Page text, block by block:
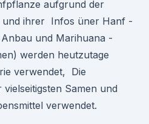
aufgrund der
und ihrer Infos üner Hanf -
und Marihuana -
werden heutzutage
verwendet, Die
Samen und
verwendet.